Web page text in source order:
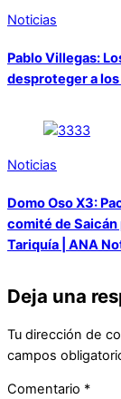
Noticias
Pablo Villegas:
desproteger a
Noticias
Domo Oso X3:
comité de
Tariquía | ANA
Deja una
Tu dirección de
campos
Comentario *